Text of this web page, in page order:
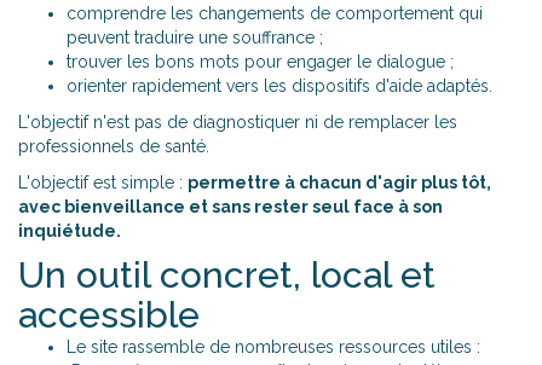
comprendre les changements de comportement qui
peuvent traduire une souffrance ;
trouver les bons mots pour engager le dialogue ;
orienter rapidement vers les dispositifs d'aide adaptés.
L'objectif n'est pas de diagnostiquer ni de remplacer les
professionnels de santé.
L'objectif est simple : permettre à chacun d'agir plus tôt,
avec bienveillance et sans rester seul face à son
inquiétude.
Un outil concret, local et
accessible
Le site rassemble de nombreuses ressources utiles :